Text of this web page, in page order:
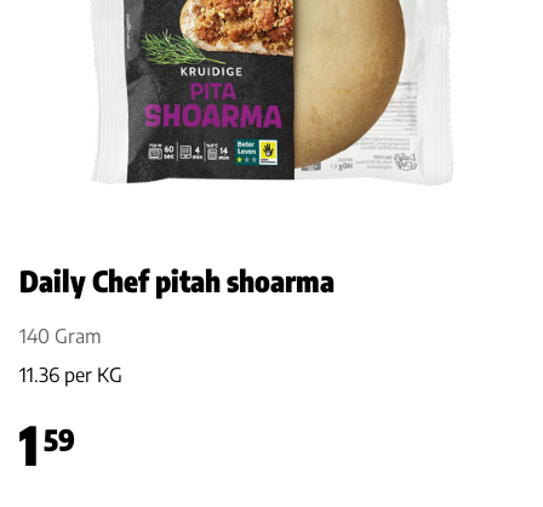
Daily Chef pitah shoarma
140 Gram
11.36 per KG
1 59